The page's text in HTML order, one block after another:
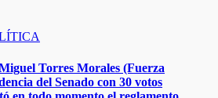
Torres Morales (Fuerza
del Senado con 30 votos